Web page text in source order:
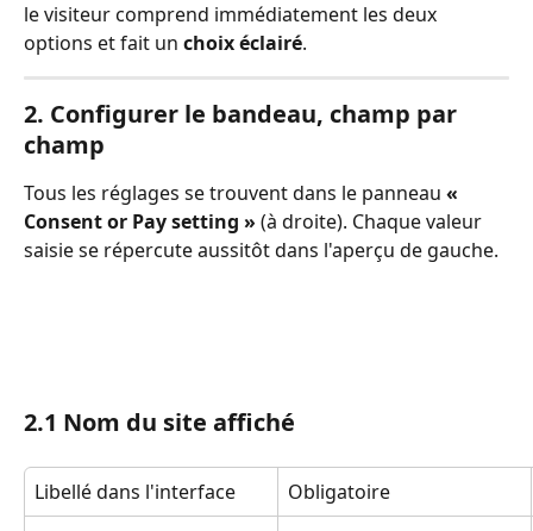
le visiteur comprend immédiatement les deux
options et fait un choix éclairé.
2. Configurer le bandeau, champ par
champ
Tous les réglages se trouvent dans le panneau «
Consent or Pay setting » (à droite). Chaque valeur
saisie se répercute aussitôt dans l'aperçu de gauche.
2.1 Nom du site affiché
Libellé dans l'interface
Obligatoire